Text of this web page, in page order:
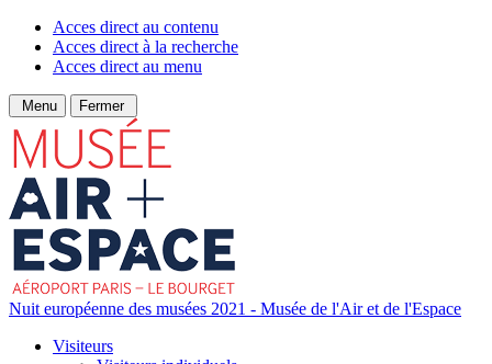
Acces direct au contenu
Acces direct à la recherche
Acces direct au menu
Menu Fermer
Nuit européenne des musées 2021 - Musée de l'Air et de l'Espace
Visiteurs